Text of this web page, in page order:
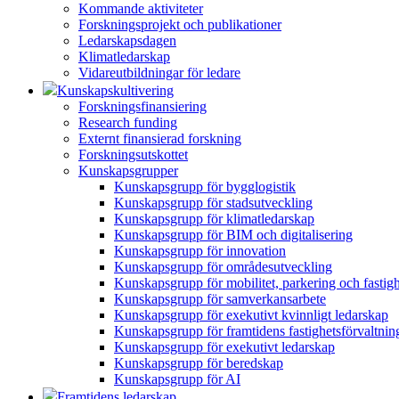
Kommande aktiviteter
Forskningsprojekt och publikationer
Ledarskapsdagen
Klimatledarskap
Vidareutbildningar för ledare
Kunskapskultivering
Forskningsfinansiering
Research funding
Externt finansierad forskning
Forskningsutskottet
Kunskapsgrupper
Kunskapsgrupp för bygglogistik
Kunskapsgrupp för stadsutveckling
Kunskapsgrupp för klimatledarskap
Kunskapsgrupp för BIM och digitalisering
Kunskapsgrupp för innovation
Kunskapsgrupp för områdesutveckling
Kunskapsgrupp för mobilitet, parkering och
Kunskapsgrupp för samverkansarbete
Kunskapsgrupp för exekutivt kvinnligt ledarskap
Kunskapsgrupp för framtidens
Kunskapsgrupp för exekutivt ledarskap
Kunskapsgrupp för beredskap
Kunskapsgrupp för AI